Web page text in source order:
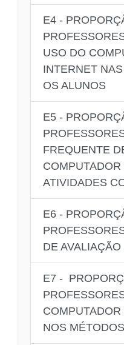
E4 -
USO DO
INTERNET
OS ALUNOS
E5 -
FREQUENTE
ATIVIDADES
E6 -
DE
E7 -
NOS